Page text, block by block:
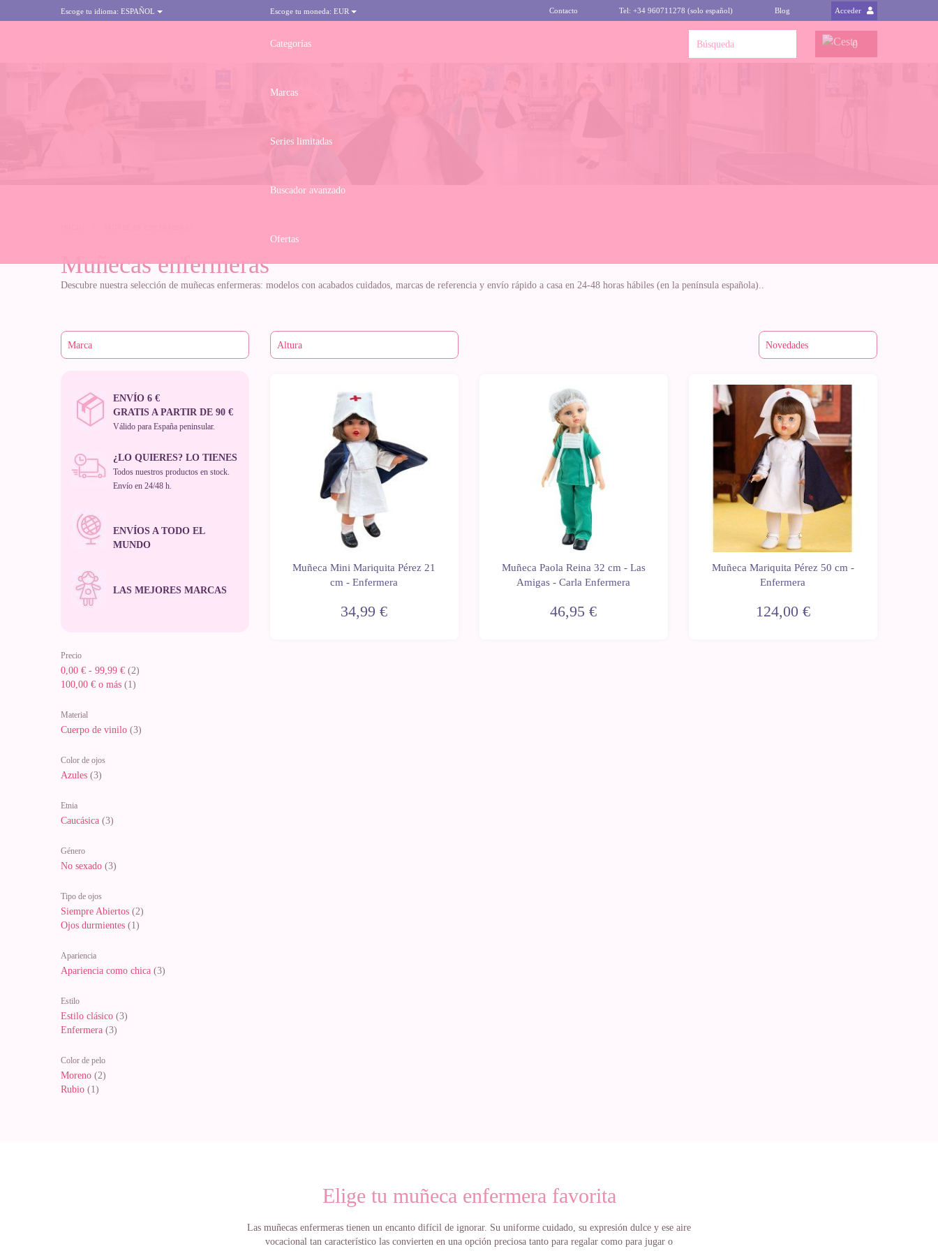
Escoge tu idioma: ESPAÑOL Escoge tu moneda: EUR Contacto Tel: +34 960711278 (solo español) Blog Acceder
Categorías
Marcas
Series limitadas
Buscador avanzado
Ofertas
0
Muñecas enfermeras
Descubre nuestra selección de muñecas enfermeras: modelos con acabados cuidados, marcas de referencia y envío rápido a casa en 24-48 horas hábiles (en la península española)..
ENVÍO 6 €
GRATIS A PARTIR DE 90 €
Válido para España peninsular.
¿LO QUIERES? LO TIENES
Todos nuestros productos en stock.
Envío en 24/48 h.
ENVÍOS A TODO EL
MUNDO
LAS MEJORES MARCAS
Precio
0,00 € - 99,99 € (2)
100,00 € o más (1)
Material
Cuerpo de vinilo (3)
Color de ojos
Azules (3)
Etnia
Caucásica (3)
Género
No sexado (3)
Tipo de ojos
Siempre Abiertos (2)
Ojos durmientes (1)
Apariencia
Apariencia como chica (3)
Estilo
Estilo clásico (3)
Enfermera (3)
Color de pelo
Moreno (2)
Rubio (1)
Muñeca Mini Mariquita Pérez 21
cm - Enfermera
34,99 €
Muñeca Paola Reina 32 cm - Las
Amigas - Carla Enfermera
46,95 €
Muñeca Mariquita Pérez 50 cm -
Enfermera
124,00 €
Elige tu muñeca enfermera favorita
Las muñecas enfermeras tienen un encanto difícil de ignorar. Su uniforme cuidado, su expresión dulce y ese aire
vocacional tan característico las convierten en una opción preciosa tanto para regalar como para jugar o